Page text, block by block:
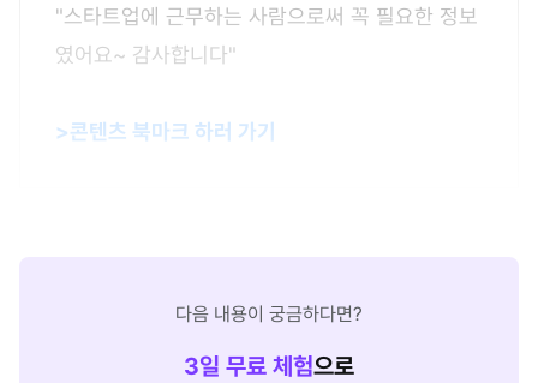
"스타트업에 근무하는 사람으로써 꼭 필요한 정보
였어요~ 감사합니다"
>콘텐츠 북마크 하러 가기
다음 내용이 궁금하다면?
3일 무료 체험으로